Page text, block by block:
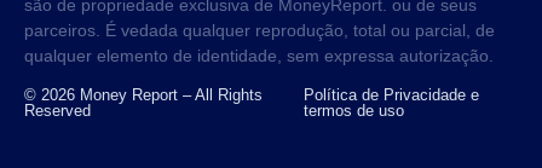
são de propriedade exclusiva de MoneyReport. ou de seus
parceiros. É vedada qualquer reprodução, total ou parcial, de
qualquer elemento de identidade, sem expressa autorização.
© 2026 Money Report – All Rights
Reserved
Política de Privacidade e
termos de uso